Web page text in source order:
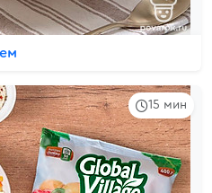
15 мин